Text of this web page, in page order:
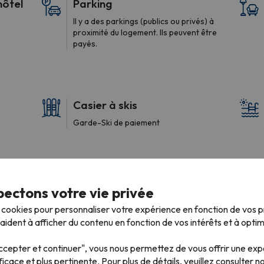
votre vie privée
cookies pour personnaliser votre expérience en fonction de vos
à afficher du contenu en fonction de vos intérêts et à
et continuer", vous nous permettez de vous offrir une
et plus pertinente. Pour plus de détails, veuillez consulter
Parking
Il y a des parkings (publics ou privés) à
proximité du logement. Ils peuvent être
payés.
Casier à skis
Garde-Ski de paiement
WC